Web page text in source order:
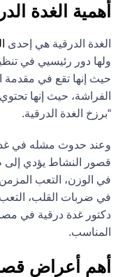
أهمية الغدة
الغدة الدرقية هي إحدى
ولها دور رئيسيي في
حيث إنها تقع في مقدمة
الفراشة، حيث إنها
“برزخ الغدة الدرقية.
وعند حدوث مشله في
قصور النشاط يؤدي
في الوزن، التعب
في ضربات القلب،
دكتور غدة درقية في
المناسب.
أهم أعراض